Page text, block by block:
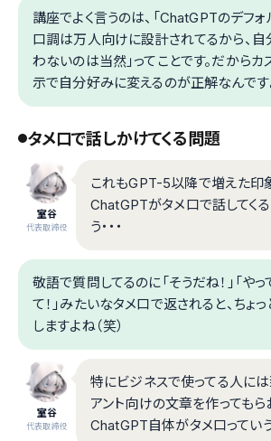
講座でよく言うのは、「ChatGPTのデフォ
口調は万人向けに設計されてるから、自
わないのは当然」ってことです。だからカ
示で自分好みに変えるのが正解なんです
タメ口で話しかけてくる問題
室谷
代表取締役
これもGPT-5以降で増えた印
ChatGPTがタメ口で話してく
う・・・
敬語で質問してるのに「そうだね！」「やっ
て！」みたいなタメ口で返されると、ちょっ
しますよね（笑）
室谷
代表取締役
特にビジネスで使ってる人には
アント向けの文章を作ってもら
ChatGPT自体がタメ口っていう